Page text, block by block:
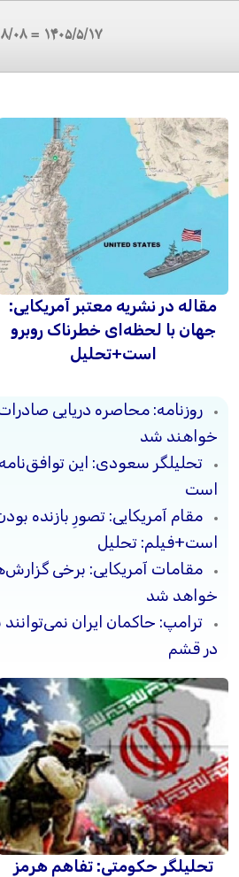
۱۴۰۵/۵/۱۷ = 2026/08/08
مقاله در نشریه معتبر آمریکایی:
جهان با لحظه‌ای خطرناک روبرو
است+تحلیل
روزنامه: محاصره دریایی
خواهند شد
تحلیلگر سعودی: این توافق‌نامه
است
مقام آمریکایی: تصورِ بازنده
است+فیلم: تحلیل
مقامات آمریکایی: برخی
خواهد شد
ترامپ: حاکمان ایران
در قشم
تحلیلگر حکومتی: تفاهم هرمز